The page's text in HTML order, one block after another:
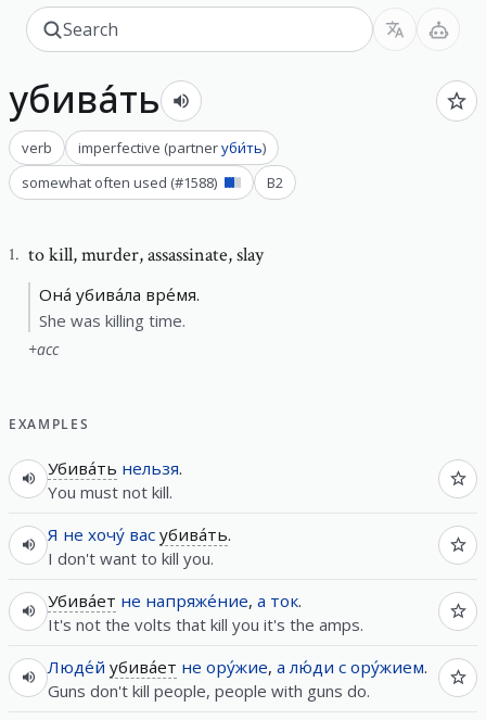
убива́ть
verb imperfective (partnerуби́ть)
somewhat often used (#1588) B2
1. to kill,murder, assassinate, slay
Она́ убива́ла вре́мя.
She was killing time.
+acc
EXAMPLES
Убива́ть нельзя.
You must not kill.
Я не хочу́ вас убива́ть.
I don't want to kill you.
Убива́ет не напряже́ние, а ток.
It's not the volts that kill you it's the amps.
Люде́й убива́ет не ору́жие, а лю́ди с ору́жием.
Guns don't kill people, people with guns do.